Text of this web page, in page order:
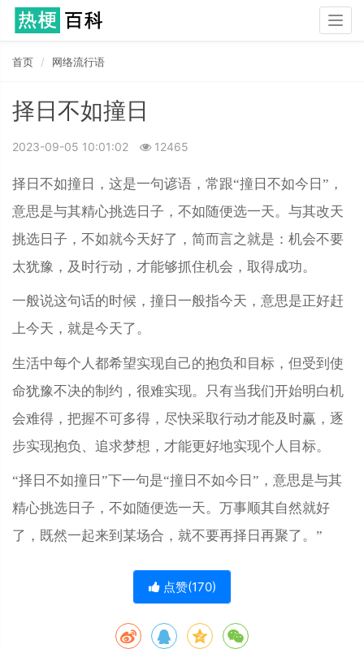
首页 网络流行语
择日不如撞日
2023-09-05 10:01:02 12465
择日不如撞日，这是一句谚语，常跟“撞日不如今日”，
意思是与其精心挑选日子，不如随便选一天。与其改天
挑选日子，不如就今天好了，简而言之就是：机会不要
太犹豫，及时行动，才能够抓住机会，取得成功。
一般说这句话的时候，撞日一般指今天，意思是正好赶
上今天，就是今天了。
生活中每个人都希望实现自己的抱负和目标，但受到使
命犹豫不决的制约，很难实现。只有当我们开始明白机
会难得，把握不可多得，尽快采取行动才能及时赢，逐
步实现抱负、追求梦想，才能更好地实现个人目标。
“择日不如撞日”下一句是“撞日不如今日”，意思是与其
精心挑选日子，不如随便选一天。万事顺其自然就好
了，既然一起来到某场合，就不要再择日再聚了。”
点赞(170)